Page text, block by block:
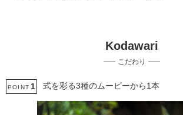
スタジオでの撮影
豊富なドレス
チャペルでの撮影
人気スポットでの撮影
豊富な白無垢
Kodawari
こだわり
POINT 1 式を彩る3種のムービーから1本